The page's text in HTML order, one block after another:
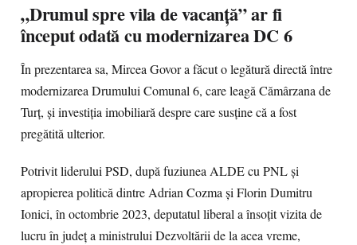
„Drumul spre vila de vacanță” ar fi
început odată cu modernizarea DC 6
În prezentarea sa, Mircea Govor a făcut o legătură directă între
modernizarea Drumului Comunal 6, care leagă Cămârzana de
Turț, și investiția imobiliară despre care susține că a fost
pregătită ulterior.
Potrivit liderului PSD, după fuziunea ALDE cu PNL și
apropierea politică dintre Adrian Cozma și Florin Dumitru
Ionici, în octombrie 2023, deputatul liberal a însoțit vizita de
lucru în județ a ministrului Dezvoltării de la acea vreme,